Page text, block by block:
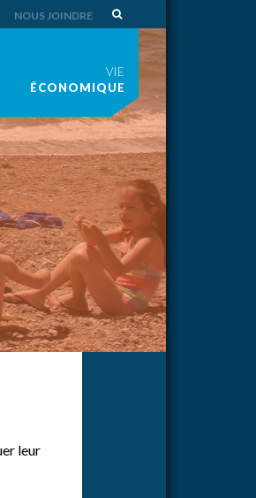
NOUS JOINDRE
VIE
ÉCONOMIQUE
leur